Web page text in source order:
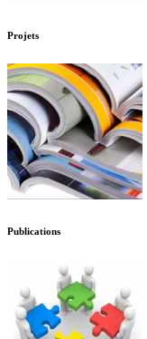
Projets
Publications